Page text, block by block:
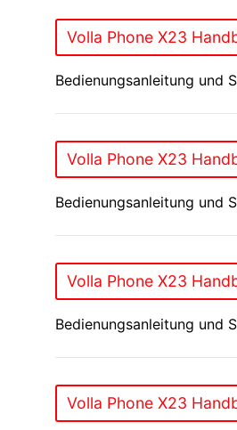
Volla Phone X23
Bedienungsanleitung und
Volla Phone X23
Bedienungsanleitung und
Volla Phone X23
Bedienungsanleitung und
Volla Phone X23